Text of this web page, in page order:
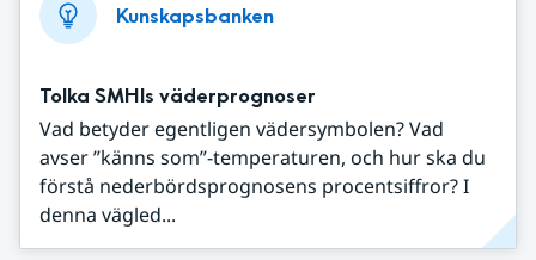
Kunskapsbanken
Tolka SMHIs väderprognoser
Vad betyder egentligen vädersymbolen? Vad
avser ”känns som”-temperaturen, och hur ska du
förstå nederbördsprognosens procentsiffror? I
denna vägled...